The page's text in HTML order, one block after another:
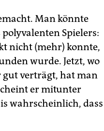
Man könnte
Spielers:
nicht (mehr) konnte,
wurde. Jetzt, wo
verträgt, hat man
er mitunter
wahrscheinlich, dass